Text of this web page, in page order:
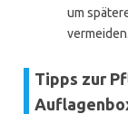
um
vermeiden.
Tipps zur